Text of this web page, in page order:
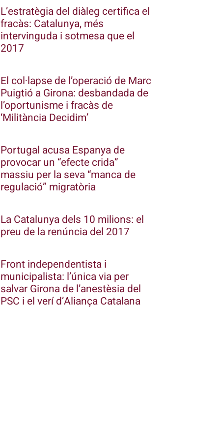
L’estratègia del diàleg certifica el
fracàs: Catalunya, més
intervinguda i sotmesa que el
2017
El col·lapse de l’operació de Marc
Puigtió a Girona: desbandada de
l’oportunisme i fracàs de
‘Militància Decidim’
Portugal acusa Espanya de
provocar un “efecte crida”
massiu per la seva “manca de
regulació” migratòria
La Catalunya dels 10 milions: el
preu de la renúncia del 2017
Front independentista i
municipalista: l’única via per
salvar Girona de l’anestèsia del
PSC i el verí d’Aliança Catalana